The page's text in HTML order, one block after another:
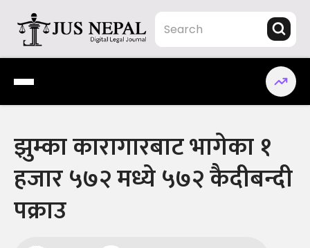
content
Jus Nepal | www.jusnepal.com
Digital Legal Journal
झुम्का कारागारबाट भागेका १
हजार ५७२ मध्ये ५७२ कैदीबन्दी
पक्राउ